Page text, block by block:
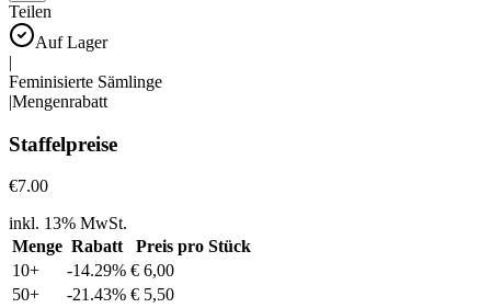
Teilen
Auf Lager
|
Feminisierte Sämlinge
|Mengenrabatt
Staffelpreise
€7.00
inkl. 13% MwSt.
Menge Rabatt
Preis pro Stück
10+ -14.29% € 6,00
50+ -21.43% € 5,50